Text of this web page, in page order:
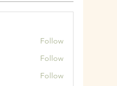
Follow
Follow
Follow